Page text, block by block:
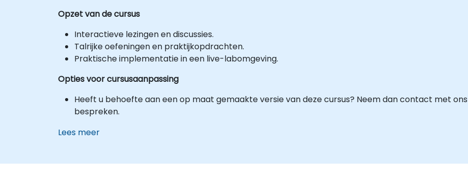
Opzet van de cursus
Interactieve lezingen en discussies.
Talrijke oefeningen en praktijkopdrachten.
Praktische implementatie in een live-labomgeving.
Opties voor cursusaanpassing
Heeft u behoefte aan een op maat gemaakte versie van deze cursus? Neem dan contact met
bespreken.
Lees meer